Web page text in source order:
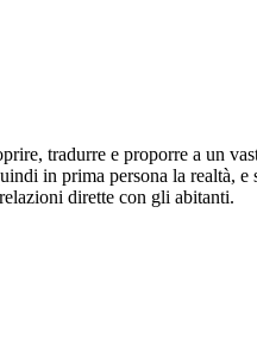
tradurre e proporre a un
in prima persona la realtà,
dirette con gli abitanti.